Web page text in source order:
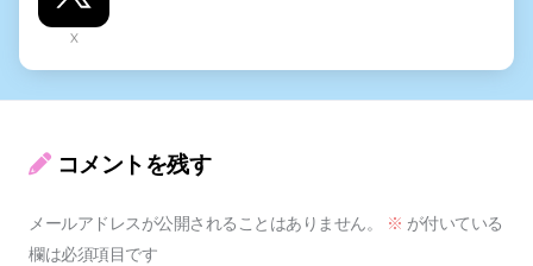
X
コメントを残す
メールアドレスが公開されることはありません。 ※ が付いている
欄は必須項目です